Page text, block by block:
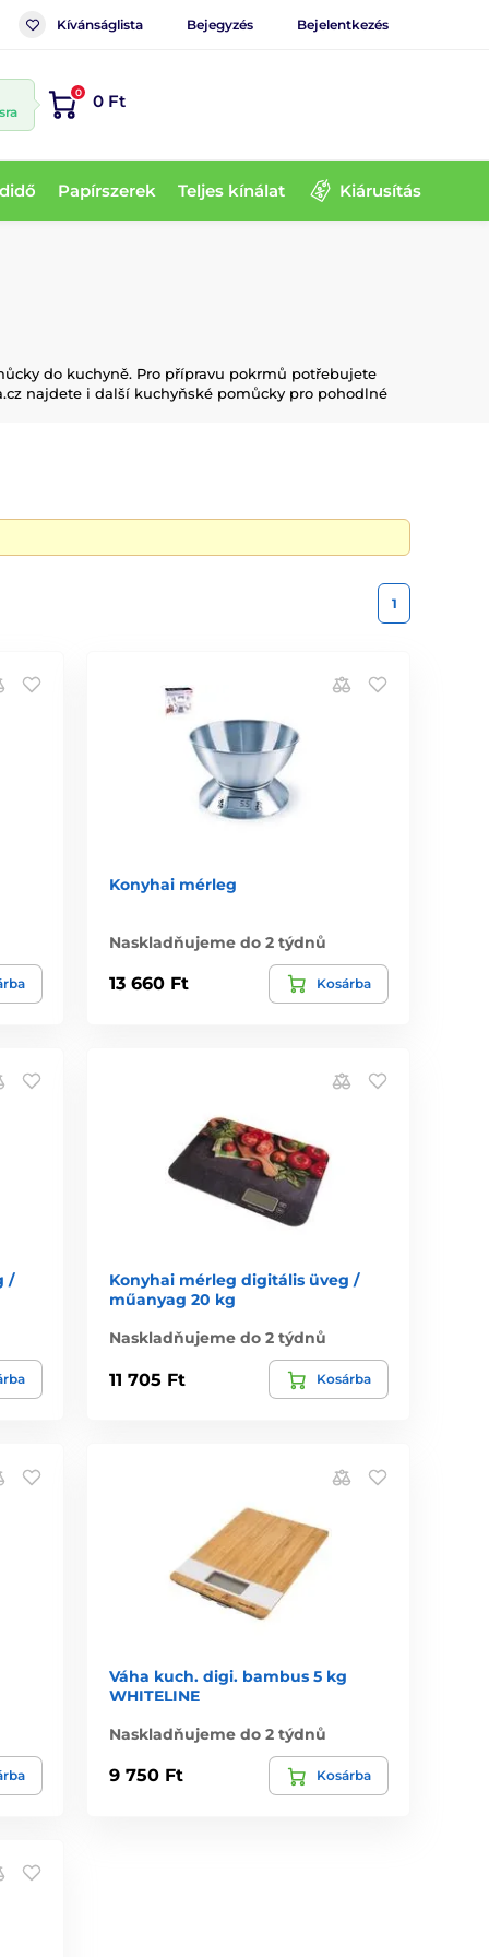
Kívánságlista Bejegyzés Bejelentkezés
0 0 Ft
Papírszerek Teljes kínálat Kiárusítás
do kuchyně. Pro přípravu pokrmů potřebujete
najdete i další kuchyňské pomůcky pro pohodlné
1
Konyhai mérleg
Naskladňujeme do 2 týdnů
13 660 Ft Kosárba
/
Konyhai mérleg digitális üveg /
műanyag 20 kg
Naskladňujeme do 2 týdnů
11 705 Ft Kosárba
Váha kuch. digi. bambus 5 kg
WHITELINE
Naskladňujeme do 2 týdnů
9 750 Ft Kosárba